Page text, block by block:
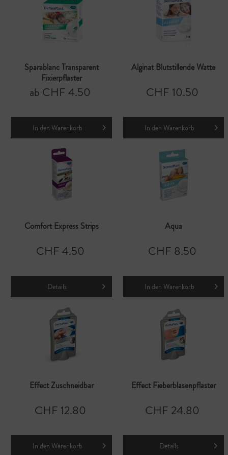
Sparablanc Transparent
Fixierpflaster
ab CHF 4.50
In den Warenkorb
Alginat Blutstillende Watte
CHF 10.50
In den Warenkorb
Comfort Express Strips
CHF 4.50
Details
Aqua
CHF 8.50
In den Warenkorb
Effect Zuschneidbar
CHF 12.80
In den Warenkorb
Effect Fieberblasenpflaster
CHF 24.80
Details